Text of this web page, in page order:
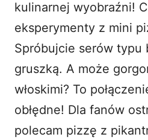
kulinarnej wyobraźni!
eksperymenty z mini
Spróbujcie serów typu
gruszką. A może
włoskimi? To
obłędne! Dla fanów
polecam pizzę z